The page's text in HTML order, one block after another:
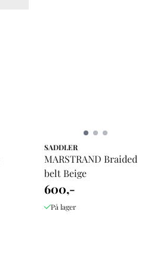
SADDLER
MARSTRAND Braided
belt Beige
600,-
På lager